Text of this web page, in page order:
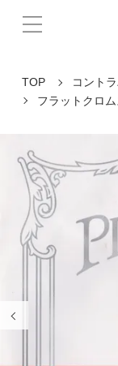
TOP コント
フラットクロ